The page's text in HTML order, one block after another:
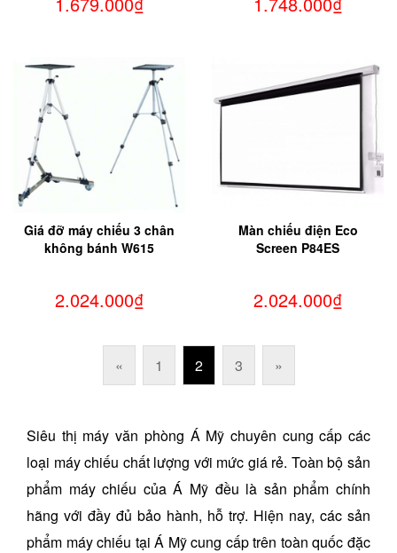
Giá đỡ máy chiếu 3 chân
không bánh W615
2.024.000₫
Màn chiếu điện Eco
Screen P84ES
2.024.000₫
« 1 2 3 »
Siêu thị máy văn phòng Á Mỹ chuyên cung cấp các
loại máy chiếu chất lượng với mức giá rẻ. Toàn bộ sản
phẩm máy chiếu của Á Mỹ đều là sản phẩm chính
hãng với đầy đủ bảo hành, hỗ trợ. Hiện nay, các sản
phẩm máy chiếu tại Á Mỹ cung cấp trên toàn quốc đặc